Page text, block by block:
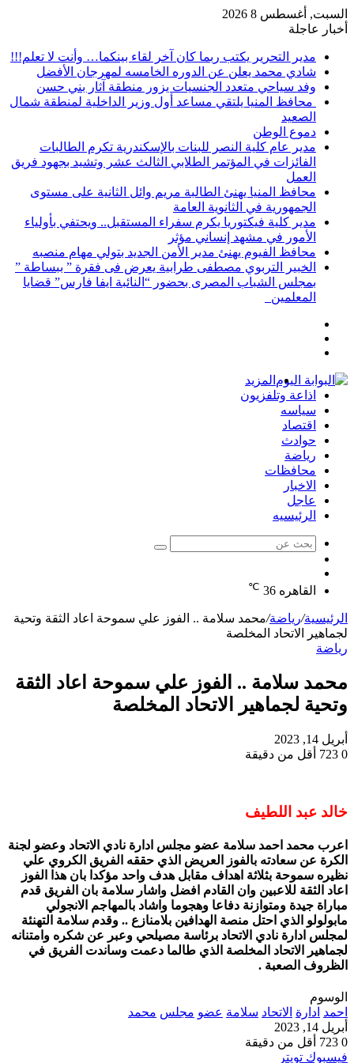
السبت, أغسطس 8 2026
أخبار عاجلة
مدير التحرير يكتب ربما كان آخر لقاء بينكما… وأنت لا تعلم!!!
شادي محمد يعلن عن الدوره الخامسه لمهرجان الأفضل
وفد سياحي متعدد الجنسيات يزور منطقة آثار بني حسن
محافظ المنيا يلتقي مساعد أول وزير الداخلية لمنطقة شمال
الصعيد
دموع الوطن
مدير عام كلية النصر للبنات بالإسكندرية تكرم الطالبات
الفائزات في المؤتمر الطلابي الثالث عشر وتشيد بجهود فريق
العمل
محافظ المنيا يهنئ الطالبة مريم وائل الثانية على مستوى
الجمهورية في الثانوية العامة
مدير كلية فيكتوريا يكرم سفراء المستقبل.. ويحتفي بأولياء
الأمور في مشهد إنساني مؤثر
محافظ الفيوم يهنئ مدير الأمن الجديد بتولي مهام منصبه
الخبير التربوي مصطفى طرابية يعرض فى فقرة ” ببساطة ”
بمجلس الشباب المصرى بحضور “النائبة ايفا فارس” قضايا
المعلمين
المزيد
اذاعة وتلفزيون
سياسه
اقتصاد
حوادث
رياضة
محافظات
الاخبار
عاجل
الرئيسيه
بحث
عشوائي
القاهره 36
℃
الرئيسية/رياضة/محمد سلامة .. الفوز علي سموحة اعاد الثقة وتحية
لجماهير الاتحاد المخلصة
رياضة
محمد سلامة .. الفوز علي سموحة اعاد الثقة
وتحية لجماهير الاتحاد المخلصة
أبريل 14, 2023
0
أقل من دقيقة
خالد عبد اللطيف
اعرب محمد احمد سلامة عضو مجلس ادارة نادي الاتحاد وعضو لجنة
الكرة عن سعادته بالفوز العريض الذي حققه الفريق الكروي علي
نظيره سموحة بثلاثة اهداف مقابل هدف واحد مؤكدا بان هذا الفوز
اعاد الثقة للاعبين وان القادم افضل واشار سلامة بان الفريق قدم
مباراة جيدة ومتوازنة دفاعا وهجوما واشاد بالمهاجم الانجولي
مابولولو الذي احتل منصة الهدافين بلامنازع .. وقدم سلامة التهنئة
لمجلس ادارة نادي الاتحاد برئاسة مصيلحي وعبر عن شكره وامتنانه
لجماهير الاتحاد المخلصة الذي طالما دعمت وساندت الفريق في
الظروف الصعبة .
الوسوم
احمد ادارة الاتحاد سلامة عضو مجلس محمد
أبريل 14, 2023
0
أقل من دقيقة
فيسبوك تويتر